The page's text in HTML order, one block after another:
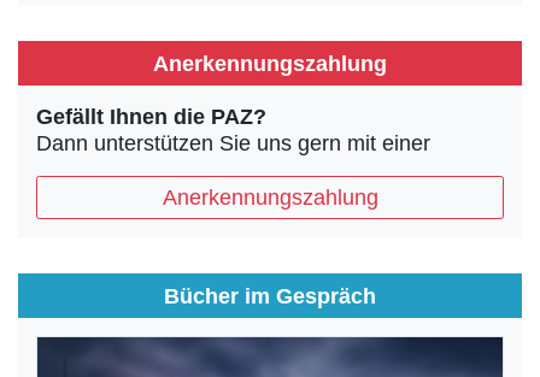
Anerkennungszahlung
Gefällt Ihnen die PAZ?
Dann unterstützen Sie uns gern mit einer
Anerkennungszahlung
Bücher im Gespräch